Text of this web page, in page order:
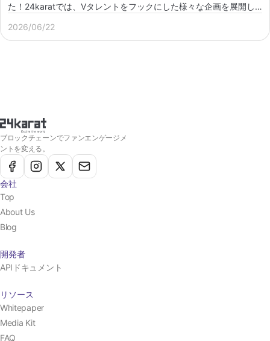
た！24karatでは、Vタレントをフックにした様々な企画を展開し
2026/06/22
ブロックチェーンでファンエンゲージメ
ントを変える。
会社
Top
About Us
Blog
開発者
APIドキュメント
リソース
Whitepaper
Media Kit
FAQ